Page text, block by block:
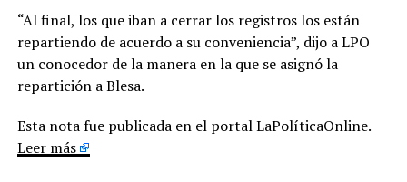
“Al final, los que iban a cerrar los registros los están
repartiendo de acuerdo a su conveniencia”, dijo a LPO
un conocedor de la manera en la que se asignó la
repartición a Blesa.
Esta nota fue publicada en el portal LaPolíticaOnline.
Leer más